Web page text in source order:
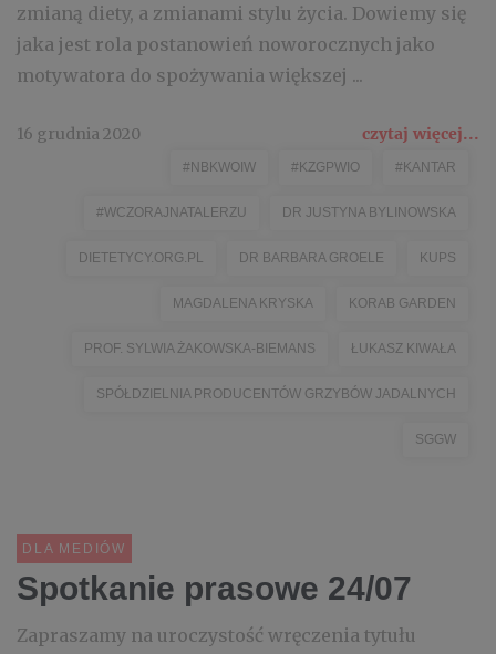
zmianą diety, a zmianami stylu życia. Dowiemy się
jaka jest rola postanowień noworocznych jako
motywatora do spożywania większej ...
16 grudnia 2020 czytaj więcej...
#NBKWOIW #KZGPWIO #KANTAR
#WCZORAJNATALERZU DR JUSTYNA BYLINOWSKA
DIETETYCY.ORG.PL DR BARBARA GROELE KUPS
MAGDALENA KRYSKA KORAB GARDEN
PROF. SYLWIA ŻAKOWSKA-BIEMANS ŁUKASZ KIWAŁA
SPÓŁDZIELNIA PRODUCENTÓW GRZYBÓW JADALNYCH
SGGW
DLA MEDIÓW
Spotkanie prasowe 24/07
Zapraszamy na uroczystość wręczenia tytułu